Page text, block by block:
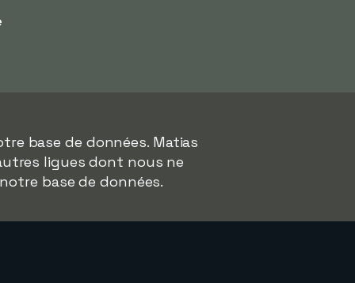
base de données. Matias
ligues dont nous ne
base de données.